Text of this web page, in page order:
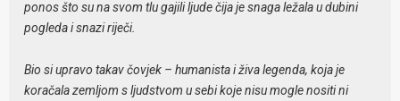
ponos što su na svom tlu gajili ljude čija je snaga ležala u dubini
pogleda i snazi riječi.
Bio si upravo takav čovjek – humanista i živa legenda, koja je
koračala zemljom s ljudstvom u sebi koje nisu mogle nositi ni